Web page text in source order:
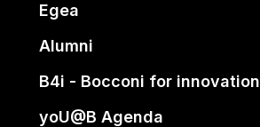
Egea
Alumni
B4i - Bocconi for innovation
yoU@B Agenda